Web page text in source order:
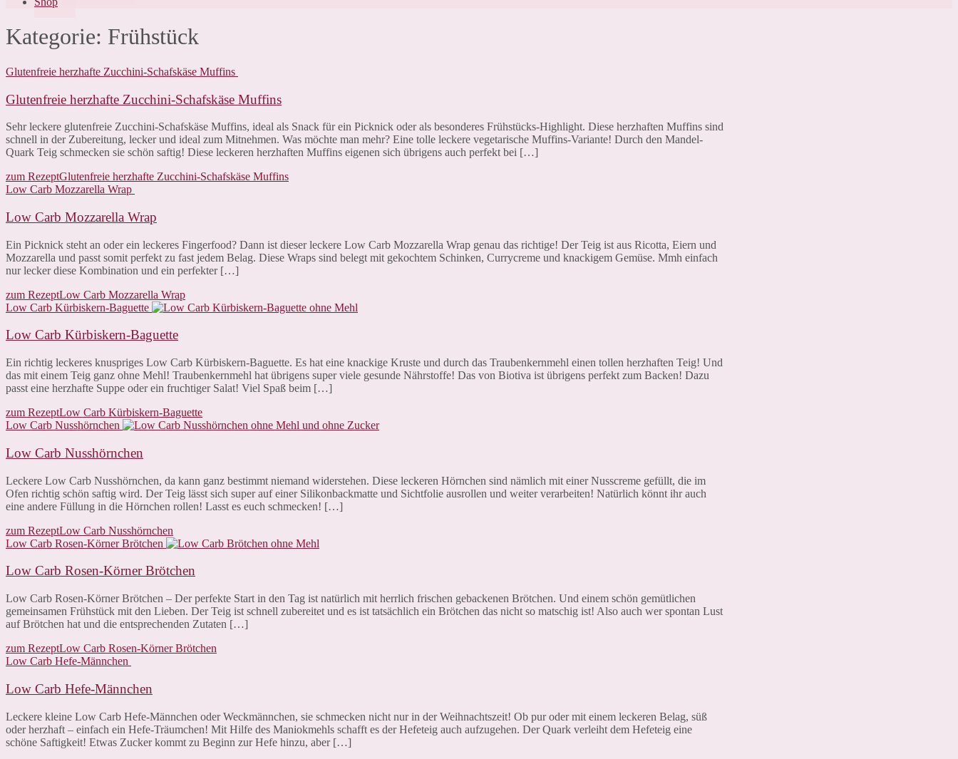
Kategorie: Frühstück
Glutenfreie herzhafte Zucchini-Schafskäse Muffins
Glutenfreie herzhafte Zucchini-Schafskäse Muffins
Sehr leckere glutenfreie Zucchini-Schafskäse Muffins, ideal als Snack für ein Picknick oder als besonderes Frühstücks-Highlight. Diese herzhaften Muffins sind
schnell in der Zubereitung, lecker und ideal zum Mitnehmen. Was möchte man mehr? Eine tolle leckere vegetarische Muffins-Variante! Durch den Mandel-
Quark Teig schmecken sie schön saftig! Diese leckeren herzhaften Muffins eigenen sich übrigens auch perfekt bei […]
zum RezeptGlutenfreie herzhafte Zucchini-Schafskäse Muffins
Low Carb Mozzarella Wrap
Low Carb Mozzarella Wrap
Ein Picknick steht an oder ein leckeres Fingerfood? Dann ist dieser leckere Low Carb Mozzarella Wrap genau das richtige! Der Teig ist aus Ricotta, Eiern und
Mozzarella und passt somit perfekt zu fast jedem Belag. Diese Wraps sind belegt mit gekochtem Schinken, Currycreme und knackigem Gemüse. Mmh einfach
nur lecker diese Kombination und ein perfekter […]
zum RezeptLow Carb Mozzarella Wrap
Low Carb Kürbiskern-Baguette
Low Carb Kürbiskern-Baguette
Ein richtig leckeres knuspriges Low Carb Kürbiskern-Baguette. Es hat eine knackige Kruste und durch das Traubenkernmehl einen tollen herzhaften Teig! Und
das mit einem Teig ganz ohne Mehl! Traubenkernmehl hat übrigens super viele gesunde Nährstoffe! Das von Biotiva ist übrigens perfekt zum Backen! Dazu
passt eine herzhafte Suppe oder ein fruchtiger Salat! Viel Spaß beim […]
zum RezeptLow Carb Kürbiskern-Baguette
Low Carb Nusshörnchen
Low Carb Nusshörnchen
Leckere Low Carb Nusshörnchen, da kann ganz bestimmt niemand widerstehen. Diese leckeren Hörnchen sind nämlich mit einer Nusscreme gefüllt, die im
Ofen richtig schön saftig wird. Der Teig lässt sich super auf einer Silikonbackmatte und Sichtfolie ausrollen und weiter verarbeiten! Natürlich könnt ihr auch
eine andere Füllung in die Hörnchen rollen! Lasst es euch schmecken! […]
zum RezeptLow Carb Nusshörnchen
Low Carb Rosen-Körner Brötchen
Low Carb Rosen-Körner Brötchen
Low Carb Rosen-Körner Brötchen – Der perfekte Start in den Tag ist natürlich mit herrlich frischen gebackenen Brötchen. Und einem schön gemütlichen
gemeinsamen Frühstück mit den Lieben. Der Teig ist schnell zubereitet und es ist tatsächlich ein Brötchen das nicht so matschig ist! Also auch wer spontan Lust
auf Brötchen hat und die entsprechenden Zutaten […]
zum RezeptLow Carb Rosen-Körner Brötchen
Low Carb Hefe-Männchen
Low Carb Hefe-Männchen
Leckere kleine Low Carb Hefe-Männchen oder Weckmännchen, sie schmecken nicht nur in der Weihnachtszeit! Ob pur oder mit einem leckeren Belag, süß
oder herzhaft – einfach ein Hefe-Träumchen! Mit Hilfe des Maniokmehls schafft es der Hefeteig auch aufzugehen. Der Quark verleiht dem Hefeteig eine
schöne Saftigkeit! Etwas Zucker kommt zu Beginn zur Hefe hinzu, aber […]